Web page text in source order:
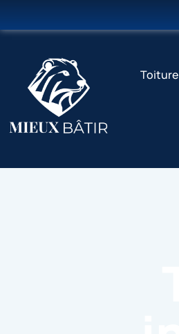
Toiture